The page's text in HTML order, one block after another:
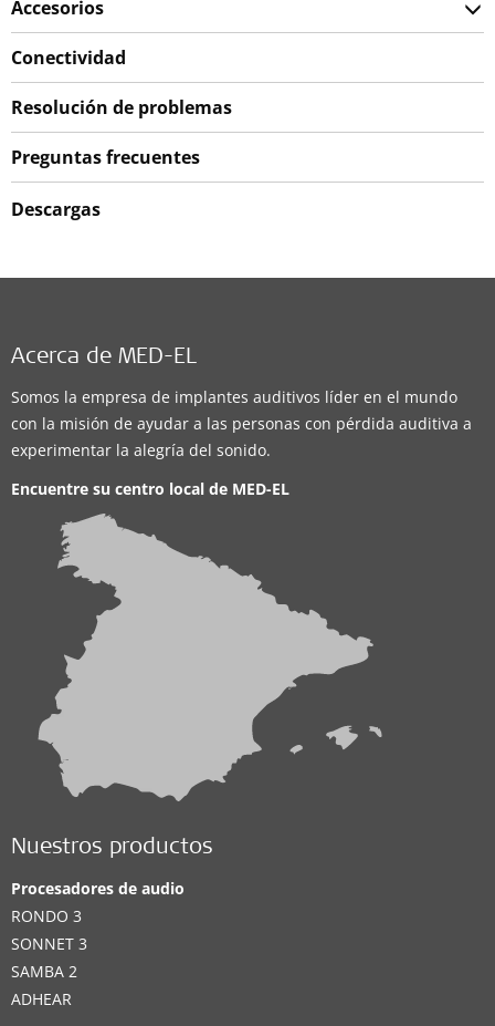
Accesorios
Conectividad
Resolución de problemas
Preguntas frecuentes
Descargas
Acerca de MED-EL
Somos la empresa de implantes auditivos líder en el mundo
con la misión de ayudar a las personas con pérdida auditiva a
experimentar la alegría del sonido.
Encuentre su centro local de MED-EL
Nuestros productos
Procesadores de audio
RONDO 3
SONNET 3
SAMBA 2
ADHEAR